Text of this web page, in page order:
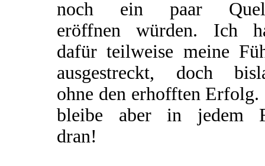
noch ein paar
eröffnen würden. Ich
dafür teilweise meine
ausgestreckt, doch
ohne den erhofften Erfolg.
bleibe aber in jedem
dran!